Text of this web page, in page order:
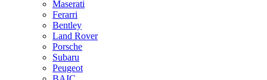
Maserati
Ferarri
Bentley
Land Rover
Porsche
Subaru
Peugeot